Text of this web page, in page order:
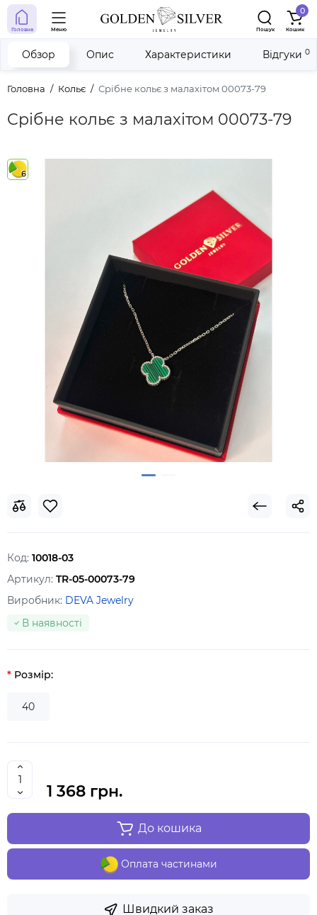
Головна Меню Пошук
0
Кошик
Головна Кольє Срібне кольє з малахітом 00073-79
Срібне кольє з малахітом 00073-79
Обзор Опис Характеристики Відгуки 0
6
Код: 10018-03
Артикул: TR-05-00073-79
Виробник: DEVA Jewelry
В наявності
Розмір:
40
1 368 грн.
До кошика
Оплата частинами
Швидкий заказ